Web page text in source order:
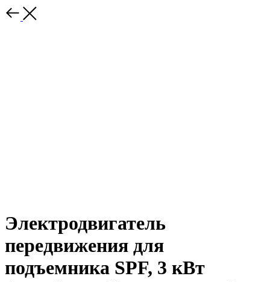
Электродвигатель
передвижения для
подъемника SPF, 3 кВт